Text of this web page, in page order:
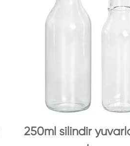
250ml silindir